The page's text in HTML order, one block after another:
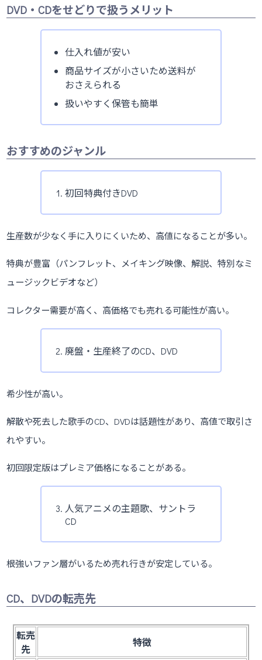
DVD・CDをせどりで扱うメリット
仕入れ値が安い
商品サイズが小さいため送料が
おさえられる
扱いやすく保管も簡単
おすすめのジャンル
初回特典付きDVD
生産数が少なく手に入りにくいため、高値になることが多い。
特典が豊富（パンフレット、メイキング映像、解説、特別なミ
ュージックビデオなど）
コレクター需要が高く、高価格でも売れる可能性が高い。
廃盤・生産終了のCD、DVD
希少性が高い。
解散や死去した歌手のCD、DVDは話題性があり、高値で取引さ
れやすい。
初回限定版はプレミア価格になることがある。
人気アニメの主題歌、サントラ
CD
根強いファン層がいるため売れ行きが安定している。
CD、DVDの転売先
転売
先
特徴